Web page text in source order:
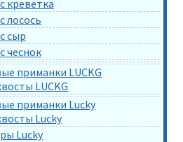
креветка
лосось
сыр
чеснок
приманки LUCKG
LUCKG
приманки Lucky
Lucky
Lucky